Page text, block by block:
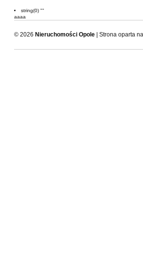
string(0) ""
aaaa
© 2026 Nieruchomości Opole | Strona oparta na